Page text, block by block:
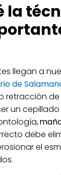
la
llegan a
de
retracción de
un
debe
el